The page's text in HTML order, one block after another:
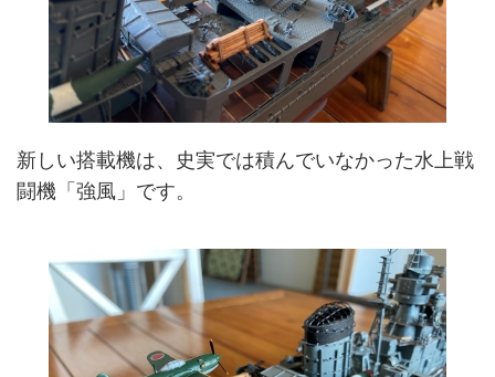
新しい搭載機は、史実では積んでいなかった水上戦
闘機「強風」です。